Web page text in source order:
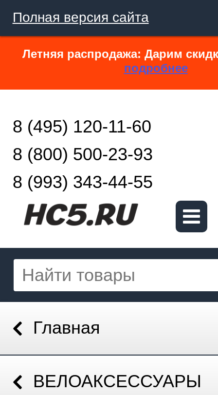
Полная версия сайта
Летняя распродажа: Дарим
подробнее
8 (495) 120-11-60
8 (800) 500-23-93
8 (993) 343-44-55
Главная
ВЕЛОАКСЕССУАРЫ